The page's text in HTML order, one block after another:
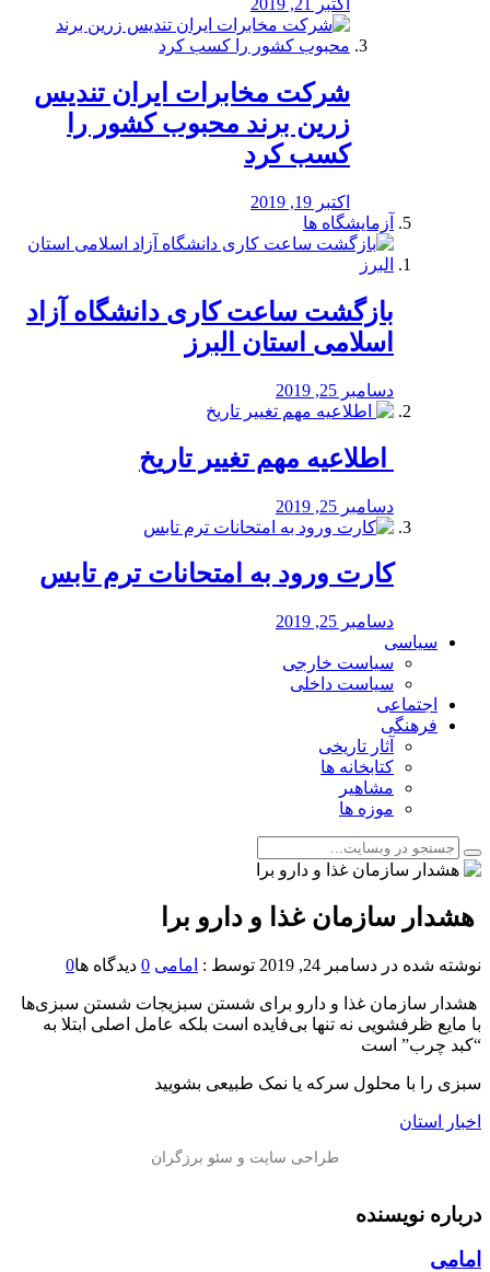
اکتبر 21, 2019
شرکت مخابرات ایران تندیس
زرین برند محبوب کشور را
کسب کرد
اکتبر 19, 2019
آزمایشگاه ها
بازگشت ساعت کاری دانشگاه آزاد
اسلامی استان البرز
دسامبر 25, 2019
️ اطلاعیه مهم تغییر تاریخ
دسامبر 25, 2019
کارت ورود به امتحانات ترم تابس
دسامبر 25, 2019
سیاسی
سیاست خارجی
سیاست داخلی
اجتماعی
فرهنگی
آثار تاریخی
کتابخانه ها
مشاهیر
موزه ها
️ هشدار سازمان غذا و دارو برا
نوشته شده در دسامبر 24, 2019 توسط : امامی 0 دیدگاه ها0
️ هشدار سازمان غذا و دارو برای شستن سبزیجات شستن سبزی‌ها
با مایع ظرفشویی نه تنها بی‌فایده است بلکه عامل اصلی ابتلا به
“کبد چرب” است
سبزی را با محلول سرکه یا نمک طبیعی بشویید
اخبار استان
درباره نویسنده
امامی